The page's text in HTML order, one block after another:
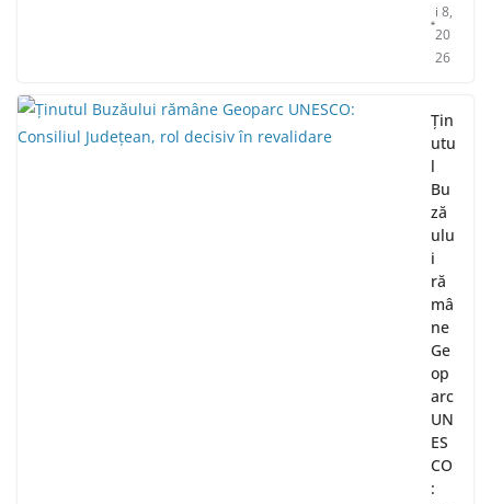
i 8,
20
26
Țin
utu
l
Bu
ză
ulu
i
ră
mâ
ne
Ge
op
arc
UN
ES
CO
: